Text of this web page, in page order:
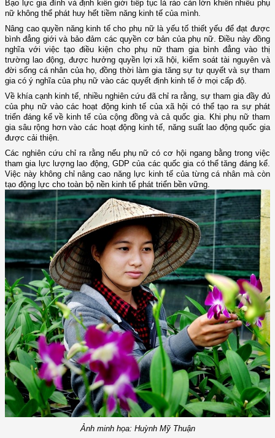
Bạo lực gia đình và định kiến giới tiếp tục là rào cản lớn khiến nhiều phụ
nữ không thể phát huy hết tiềm năng kinh tế của mình.
Nâng cao quyền năng kinh tế cho phụ nữ là yếu tố thiết yếu để đạt được
bình đẳng giới và bảo đảm các quyền cơ bản của phụ nữ. Điều này đồng
nghĩa với việc tạo điều kiện cho phụ nữ tham gia bình đẳng vào thị
trường lao động, được hưởng quyền lợi xã hội, kiểm soát tài nguyên và
đời sống cá nhân của họ, đồng thời làm gia tăng sự tự quyết và sự tham
gia có ý nghĩa của phụ nữ vào các quyết định kinh tế ở mọi cấp độ.
Về khía cạnh kinh tế, nhiều nghiên cứu đã chỉ ra rằng, sự tham gia đầy đủ
của phụ nữ vào các hoạt động kinh tế của xã hội có thể tạo ra sự phát
triển đáng kể về kinh tế của cộng đồng và cả quốc gia. Khi phụ nữ tham
gia sâu rộng hơn vào các hoạt động kinh tế, năng suất lao động quốc gia
được cải thiện.
Các nghiên cứu chỉ ra rằng nếu phụ nữ có cơ hội ngang bằng trong việc
tham gia lực lượng lao động, GDP của các quốc gia có thể tăng đáng kể.
Việc này không chỉ nâng cao năng lực kinh tế của từng cá nhân mà còn
tạo động lực cho toàn bộ nền kinh tế phát triển bền vững.
Ảnh minh họa: Huỳnh Mỹ Thuận